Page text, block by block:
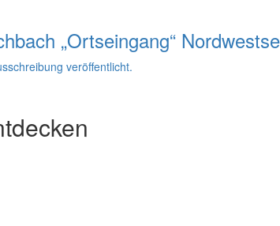
„Ortseingang“
veröffentlicht.